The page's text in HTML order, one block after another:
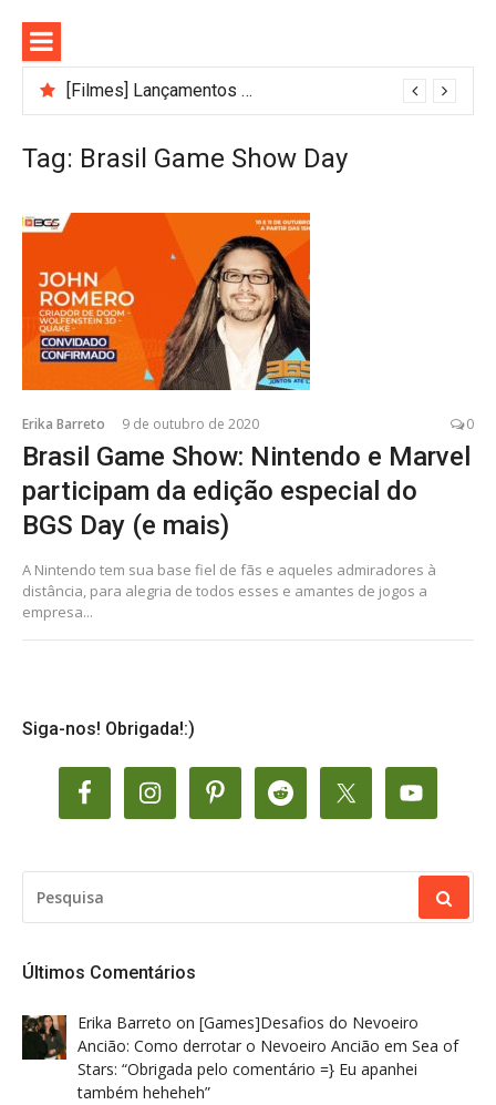
para
conteúdo
[Filmes] Lançamentos de agosto no Adrenalina Pura+ trazem ação e suspense
Tag: Brasil Game Show Day
Erika Barreto 9 de outubro de 2020 0
Brasil Game Show: Nintendo e Marvel
participam da edição especial do
BGS Day (e mais)
A Nintendo tem sua base fiel de fãs e aqueles admiradores à
distância, para alegria de todos esses e amantes de jogos a
empresa...
Siga-nos! Obrigada!:)
POR:
Últimos Comentários
Erika Barreto on [Games]Desafios do Nevoeiro
Ancião: Como derrotar o Nevoeiro Ancião em Sea of
Stars: “Obrigada pelo comentário =} Eu apanhei
também heheheh”